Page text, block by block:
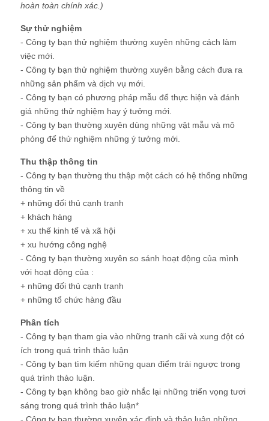
hoàn toàn chính xác.)
Sự thử nghiệm
- Công ty bạn thử nghiệm thường xuyên những cách làm
việc mới.
- Công ty bạn thử nghiệm thường xuyên bằng cách đưa ra
những sản phẩm và dịch vụ mới.
- Công ty bạn có phương pháp mẫu để thực hiện và đánh
giá những thử nghiệm hay ý tưởng mới.
- Công ty bạn thường xuyên dùng những vật mẫu và mô
phỏng để thử nghiệm những ý tưởng mới.
Thu thập thông tin
- Công ty bạn thường thu thập một cách có hệ thống những
thông tin về
+ những đối thủ cạnh tranh
+ khách hàng
+ xu thế kinh tế và xã hội
+ xu hướng công nghệ
- Công ty bạn thường xuyên so sánh hoạt động của mình
với hoạt động của :
+ những đối thủ cạnh tranh
+ những tổ chức hàng đầu
Phân tích
- Công ty bạn tham gia vào những tranh cãi và xung đột có
ích trong quá trình thảo luận
- Công ty bạn tìm kiếm những quan điểm trái ngược trong
quá trình thảo luận.
- Công ty bạn không bao giờ nhắc lại những triển vọng tươi
sáng trong quá trình thảo luận*